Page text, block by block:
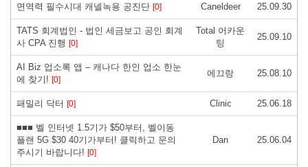
면역력 필수시대 캐넬녹용 공진단 [0] Caneldeer 25.09.30
TATS 회계법인 - 법인 세금보고 공인 회계
사 CPA 진행 [0]
Total 어카운
팅
25.09.10
AI Biz 업소록 앱 – 캐나다 한인 업소 한눈
에 찾기! [0]
에끄랑 25.08.10
패밀리 닥터 [0] Clinic 25.06.18
■■■ 벨 인터넷 1.5기가 $50부터, 벨이동
플랜 5G $30 40기가부터! 클릭하고 문의
주시기 바랍니다! [0]
Dan 25.06.04